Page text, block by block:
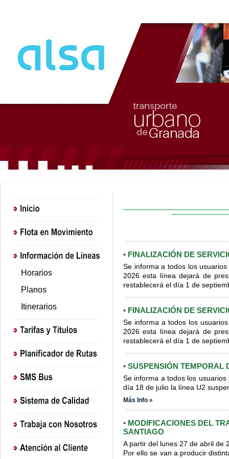
Horarios
Planos
Itinerarios
• FINALIZACIÓN DE
Se informa a todos los
2026 esta línea dejará de
restablecerá el día 1 de
• FINALIZACIÓN DE
Se informa a todos los
2026 esta línea dejará de
restablecerá el día 1 de
• SUSPENSIÓN TEMPORAL
Se informa a todos los
día 18 de julio la línea U2
Más Info »
• MODIFICACIONES DEL
SANTIAGO
A partir del lunes 27 de abril de
Por ello se van a producir